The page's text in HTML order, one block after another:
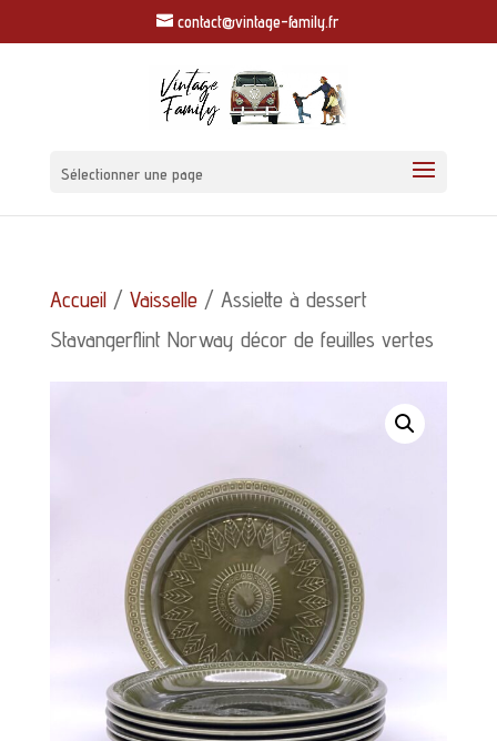
contact@vintage-family.fr
Sélectionner une page
Accueil/ Vaisselle/ Assiette à dessert
Stavangerflint Norway décor de feuilles vertes